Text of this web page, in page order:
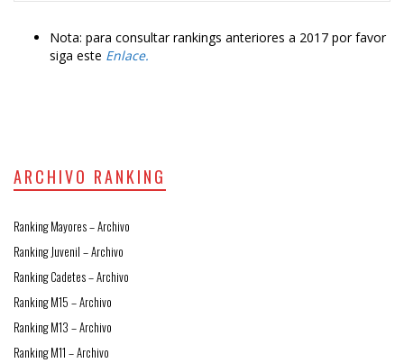
Nota: para consultar rankings anteriores a 2017 por favor
siga este Enlace.
ARCHIVO RANKING
Ranking Mayores – Archivo
Ranking Juvenil – Archivo
Ranking Cadetes – Archivo
Ranking M15 – Archivo
Ranking M13 – Archivo
Ranking M11 – Archivo